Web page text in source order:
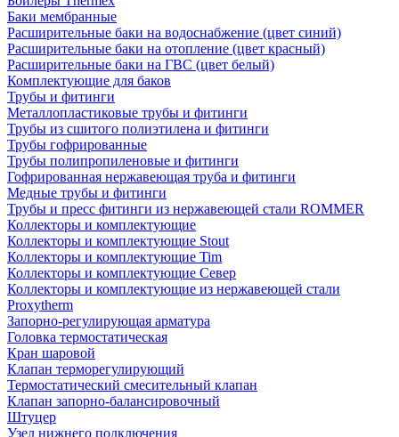
Баки мембранные
Расширительные баки на водоснабжение (цвет синий)
Расширительные баки на отопление (цвет красный)
Расширительные баки на ГВС (цвет белый)
Комплектующие для баков
Трубы и фитинги
Металлопластиковые трубы и фитинги
Трубы из сшитого полиэтилена и фитинги
Трубы гофрированные
Трубы полипропиленовые и фитинги
Гофрированная нержавеющая труба и фитинги
Медные трубы и фитинги
Трубы и пресс фитинги из нержавеющей стали ROMMER
Коллекторы и комплектующие
Коллекторы и комплектующие Stout
Коллекторы и комплектующие Tim
Коллекторы и комплектующие Север
Коллекторы и комплектующие из нержавеющей стали
Proxytherm
Запорно-регулирующая арматура
Головка термостатическая
Кран шаровой
Клапан терморегулирующий
Термостатический смесительный клапан
Клапан запорно-балансировочный
Штуцер
Узел нижнего подключения